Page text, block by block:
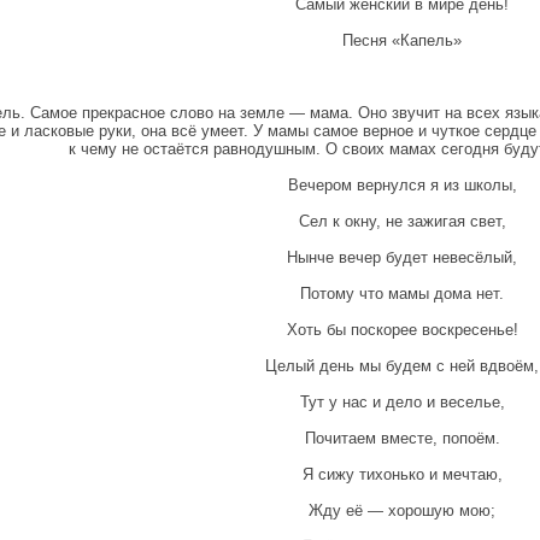
Самый женский в мире день!
Песня «Капель»
Самое прекрасное слово на земле — мама. Оно звучит на всех
и ласковые руки, она всё умеет. У мамы самое верное и чуткое
к чему не остаётся равнодушным. О своих мамах сегодня
Вечером вернулся я из школы,
Сел к окну, не зажигая свет,
Нынче вечер будет невесёлый,
Потому что мамы дома нет.
Хоть бы поскорее воскресенье!
Целый день мы будем с ней вдвоём,
Тут у нас и дело и веселье,
Почитаем вместе, попоём.
Я сижу тихонько и мечтаю,
Жду её — хорошую мою;